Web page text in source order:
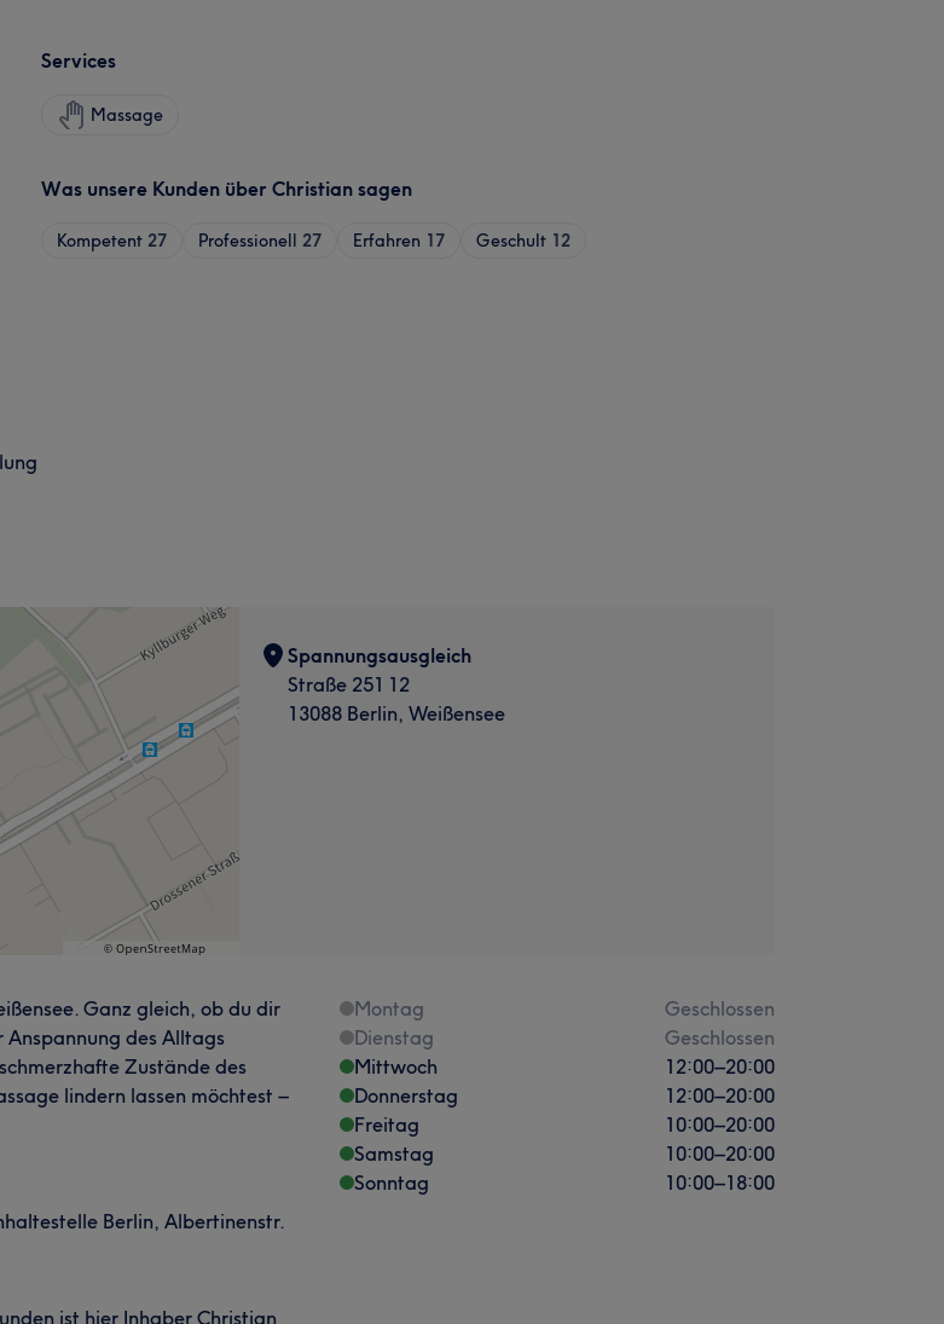
Services
Massage
Was unsere Kunden über Christian sagen
Kompetent 27 Professionell 27 Erfahren 17 Geschult 12
Spannungsausgleich
Straße 251 12
13088 Berlin, Weißensee
Ganz gleich, ob du dir
Anspannung des Alltags
Zustände des
lindern lassen möchtest –
Berlin, Albertinenstr.
ist hier Inhaber Christian
Montag
Geschlossen
Dienstag
Geschlossen
Mittwoch
12:00–20:00
Donnerstag
12:00–20:00
Freitag
10:00–20:00
Samstag
10:00–20:00
Sonntag
10:00–18:00